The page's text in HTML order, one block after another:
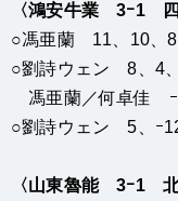
〈鴻安牛業 3ｰ1 四
○馮亜蘭 11、10、
○劉詩ウェン 8、4
馮亜蘭／何卓佳 ｰ
○劉詩ウェン 5、ｰ
〈山東魯能 3ｰ1 北